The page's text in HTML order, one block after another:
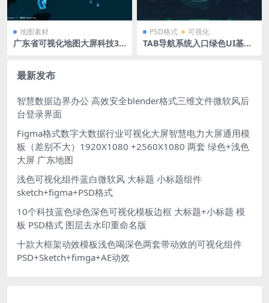
地图素材
广东省可视化地图大屏科技3D
PSD格式 可视化
TAB导航系统入口绿色UI基础
最新发布
智慧数据边界办公 高效安全blender格式三维文件微软风后
台登录界面
Figma格式数字大数据行业可视化大屏智慧电力大屏通用模
板（差别不大）1920X1080 +2560X1080 两套 绿色+浅色
大屏 广东地图
浅色可视化组件蓝白微软风 大标题 小标题组件
sketch+figma+PSD格式
10个科技蓝色绿色深色可视化模板边框 大标题+小标题 模
板 PSD格式 图层去水印重命名版
十款大框架动效模板浅色喝深色两套带动效的可视化组件
PSD+Sketch+fimga+AE动效